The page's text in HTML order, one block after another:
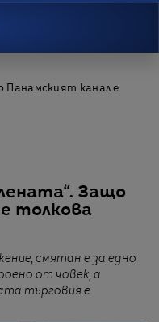
Панамският канал е
Защо
толкова
смятан е за едно
от човек, а
търговия е